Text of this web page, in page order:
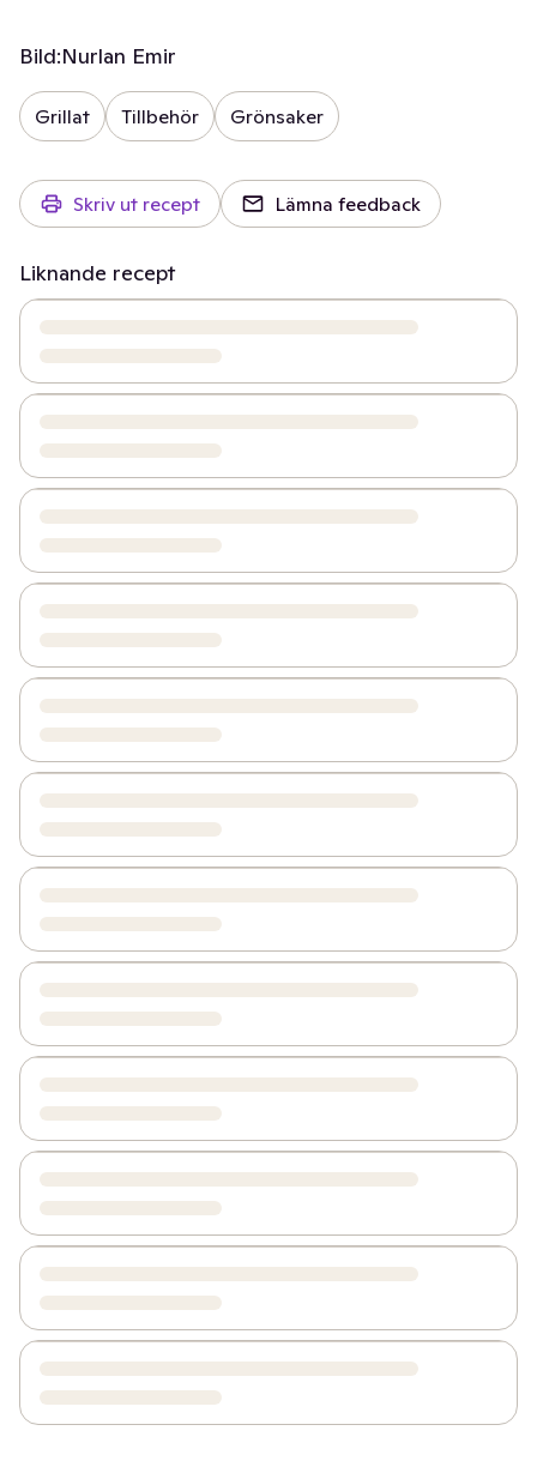
Bild:Nurlan Emir
Grillat Tillbehör Grönsaker
Skriv ut recept Lämna feedback
Liknande recept